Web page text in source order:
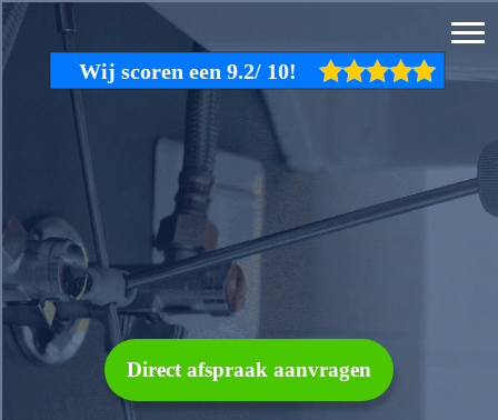
Direct afspraak aanvragen